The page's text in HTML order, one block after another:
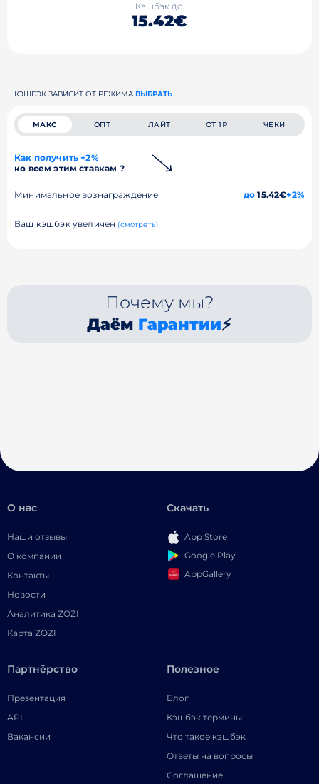
Кэшбэк до
15.42€
КЭШБЭК ЗАВИСИТ ОТ РЕЖИМА ВЫБРАТЬ
МАКС ОПТ ЛАЙТ ОТ 1₽ ЧЕКИ
Как получить +2%
ко всем этим ставкам ?
Минимальное вознаграждение до 15.42€+2%
Ваш кэшбэк увеличен (смотреть)
Почему мы?
Даём Гарантии⚡
О нас
Наши отзывы
О компании
Контакты
Новости
Аналитика ZOZI
Карта ZOZI
Скачать
App Store
Google Play
AppGallery
Партнёрство
Презентация
API
Вакансии
Полезное
Блог
Кэшбэк термины
Что такое кэшбэк
Ответы на вопросы
Соглашение